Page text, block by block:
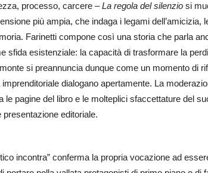
processo, carcere –La regola del silenzio si
più ampia, che indaga i legami dell’amicizia,
Farinetti compone così una storia che parla
sfida esistenziale: la capacità di trasformare la
si preannuncia dunque come un momento di
dialogano apertamente. La
le pagine del libro e le molteplici sfaccettature del
editoriale.
incontra” conferma la propria vocazione ad